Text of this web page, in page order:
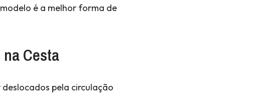
é a melhor forma de
Cesta
pela circulação